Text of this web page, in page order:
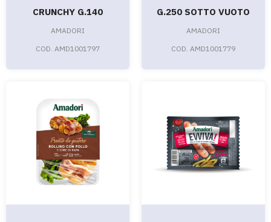
CRUNCHY G.140
AMADORI
COD. AMD1001797
G.250 SOTTO VUOTO
AMADORI
COD. AMD1001779